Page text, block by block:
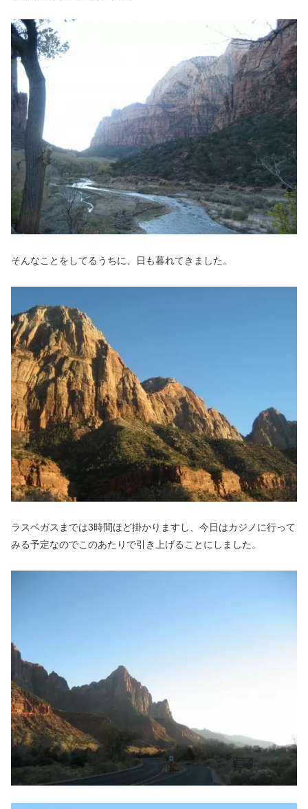
そんなことをしてるうちに、日も暮れてきました。
ラスベガスまでは3時間ほど掛かりますし、今日はカジノに行って
みる予定なのでこのあたりで引き上げることにしました。